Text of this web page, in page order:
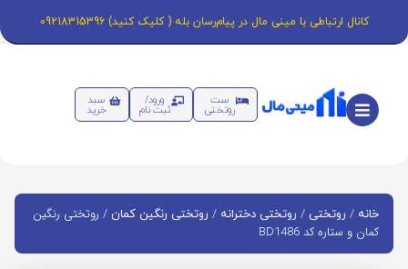
کانال ارتباطی با مینی مال در پیام‌رسان بله ( کلیک کنید) 09218315396
ست
روتختی
ورود/
ثبت نام
سبد
خرید
خانه / روتختی / روتختی دخترانه / روتختی رنگین کمان / روتختی رنگین
کمان و ستاره کد BD1486